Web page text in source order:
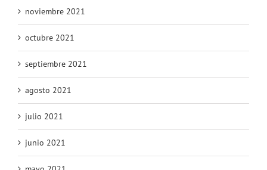
noviembre 2021
octubre 2021
septiembre 2021
agosto 2021
julio 2021
junio 2021